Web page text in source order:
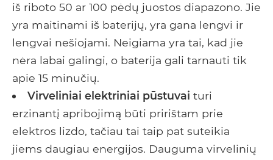
iš riboto 50 ar 100 pėdų juostos diapazono. Jie
yra maitinami iš baterijų, yra gana lengvi ir
lengvai nešiojami. Neigiama yra tai, kad jie
nėra labai galingi, o baterija gali tarnauti tik
apie 15 minučių.
Virveliniai elektriniai pūstuvai turi
erzinantį apribojimą būti pririštam prie
elektros lizdo, tačiau tai taip pat suteikia
jiems daugiau energijos. Dauguma virvelinių